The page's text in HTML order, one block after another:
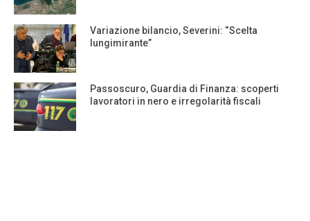
Variazione bilancio, Severini: “Scelta
lungimirante”
Passoscuro, Guardia di Finanza: scoperti
lavoratori in nero e irregolarità fiscali